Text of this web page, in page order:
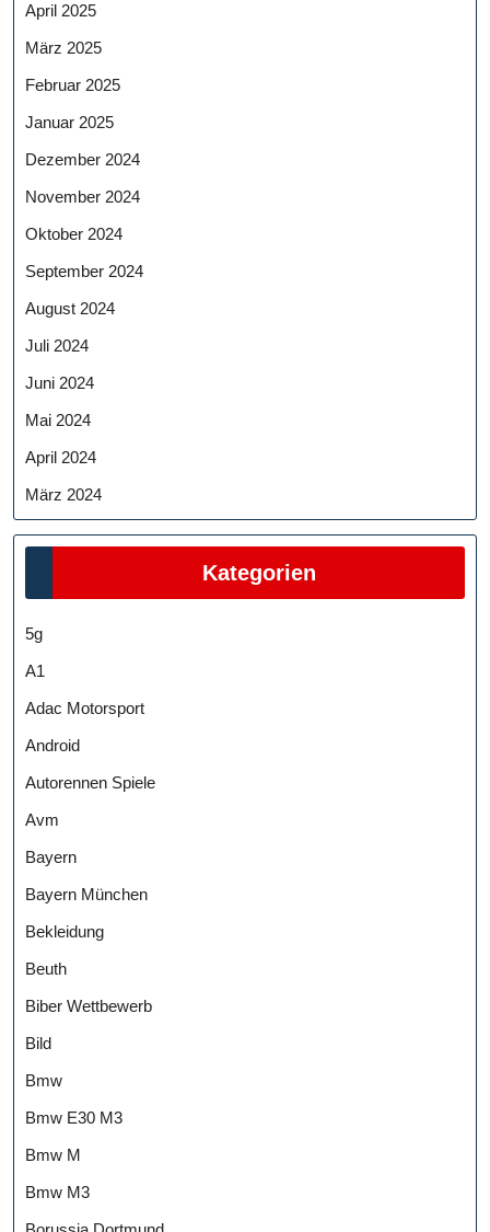
April 2025
März 2025
Februar 2025
Januar 2025
Dezember 2024
November 2024
Oktober 2024
September 2024
August 2024
Juli 2024
Juni 2024
Mai 2024
April 2024
März 2024
Kategorien
5g
A1
Adac Motorsport
Android
Autorennen Spiele
Avm
Bayern
Bayern München
Bekleidung
Beuth
Biber Wettbewerb
Bild
Bmw
Bmw E30 M3
Bmw M
Bmw M3